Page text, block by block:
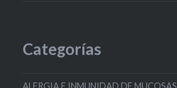
Categorías
ALERGIA E INMUNIDAD DE MUCOSAS